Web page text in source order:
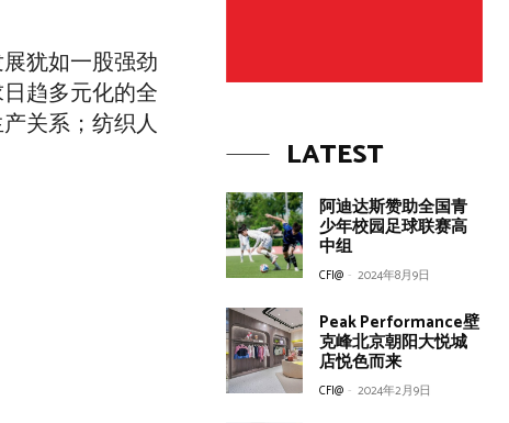
犹如一股强劲
趋多元化的全
关系；纺织人
LATEST
阿迪达斯赞助全国青
少年校园足球联赛高
中组
CFI@ - 2024年8月9日
Peak Performance壁
克峰北京朝阳大悦城
店悦色而来
CFI@ - 2024年2月9日